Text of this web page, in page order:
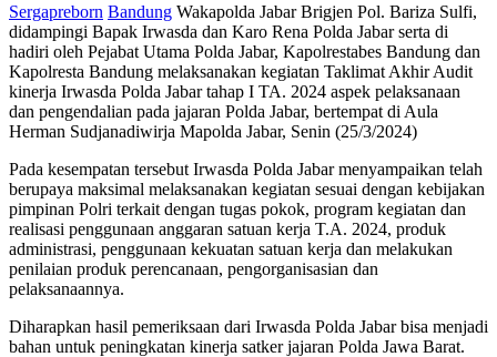
Sergapreborn Bandung Wakapolda Jabar Brigjen Pol. Bariza Sulfi,
didampingi Bapak Irwasda dan Karo Rena Polda Jabar serta di
hadiri oleh Pejabat Utama Polda Jabar, Kapolrestabes Bandung dan
Kapolresta Bandung melaksanakan kegiatan Taklimat Akhir Audit
kinerja Irwasda Polda Jabar tahap I TA. 2024 aspek pelaksanaan
dan pengendalian pada jajaran Polda Jabar, bertempat di Aula
Herman Sudjanadiwirja Mapolda Jabar, Senin (25/3/2024)
Pada kesempatan tersebut Irwasda Polda Jabar menyampaikan telah
berupaya maksimal melaksanakan kegiatan sesuai dengan kebijakan
pimpinan Polri terkait dengan tugas pokok, program kegiatan dan
realisasi penggunaan anggaran satuan kerja T.A. 2024, produk
administrasi, penggunaan kekuatan satuan kerja dan melakukan
penilaian produk perencanaan, pengorganisasian dan
pelaksanaannya.
Diharapkan hasil pemeriksaan dari Irwasda Polda Jabar bisa menjadi
bahan untuk peningkatan kinerja satker jajaran Polda Jawa Barat.